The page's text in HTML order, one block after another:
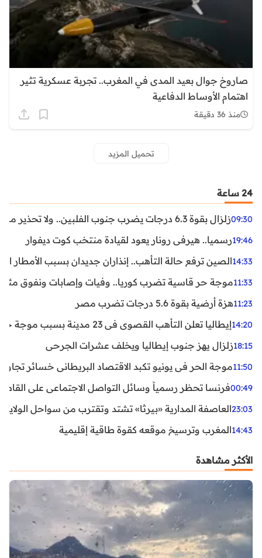
صاروخ جوال بعيد المدى في المغرب.. تجربة عسكرية تثير
اهتمام الأوساط الدفاعية
منذ 36 دقيقة
تحميل المزيد
24 ساعة
09:30زلزال بقوة 6.3 درجات يضرب جنوب الفلبين.. ولا تحذير من تسونامي حتى الآن
19:46رسميا.. هيرفي رونار يعود لقيادة منتخب كوت ديفوار
14:33الصين ترفع حالة التأهب.. إنذاران جديدان بسبب الأمطار
11:33موجة حر قاسية تضرب كوريا.. وفيات وإصابات ونفوق مئات
11:23هزة أرضية بقوة 5.6 درجات تضرب مصر
14:20إيطاليا تعلن التأهب القصوى في 23 مدينة بسبب موجة حر شديدة
18:15زلزال يهز جنوب إيطاليا ويخلف عشرات الجرحى
11:50موجة الحر في يونيو تكبد الاقتصاد البريطاني خسائر تجاوزت 1.5 مليار
00:49فرنسا تحظر رسمياً وسائل التواصل الاجتماعي على القاصرين
23:03العاصفة المدارية «بيرثا» تشتد وتقترب من سواحل
14:43المغرب وترسيخ موقعه كقوة طاقية إقليمية
الأكثر مشاهدة